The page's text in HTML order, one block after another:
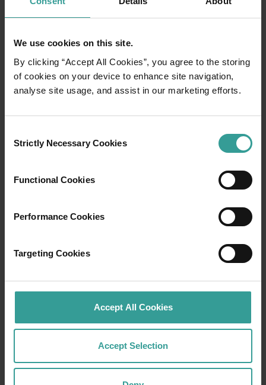
We use cookies on this site.
By clicking “Accept All Cookies”, you agree to the storing
of cookies on your device to enhance site navigation,
analyse site usage, and assist in our marketing efforts.
Selection
Strictly Necessary Cookies
Functional Cookies
Performance Cookies
Targeting Cookies
Accept All Cookies
Accept Selection
01
行程
在穿越西澳大利亚迷人风景的史诗级旅途中体
阳光最充足的首府城市和繁荣的文化中心——珀
斯 (Perth) 开始。这座城市的自然景点和匠心独
篇。
阅读更多
西澳大利亚州旅游局承认原住民是西澳大利亚的
传统守护者，并向过去及现任长老表达敬意。我
们尊重西澳大利亚原住民的多样性，并推崇他们